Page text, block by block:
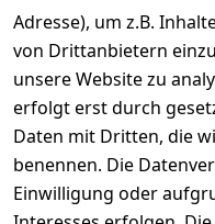
Adresse), um z.B.
von Drittanbietern
unsere Website zu
erfolgt erst durch
Daten mit Dritten, die
benennen. Die
Einwilligung oder